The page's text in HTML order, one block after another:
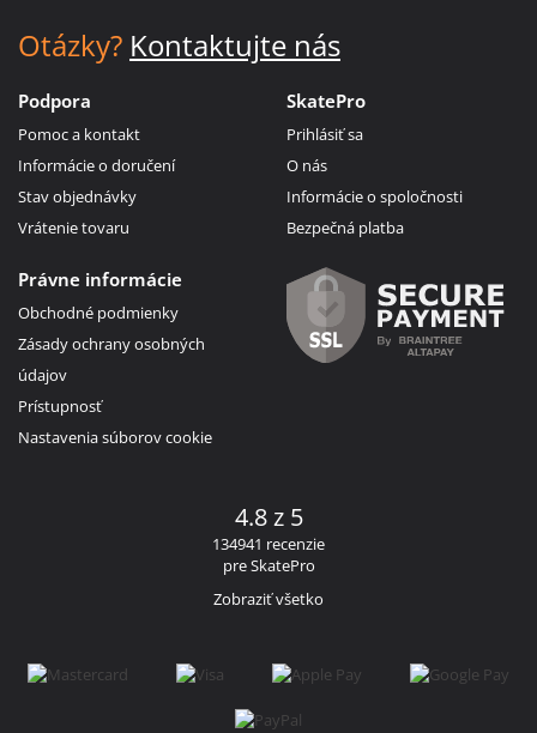
Otázky? Kontaktujte nás
Podpora
Pomoc a kontakt
Informácie o doručení
Stav objednávky
Vrátenie tovaru
SkatePro
Prihlásiť sa
O nás
Informácie o spoločnosti
Bezpečná platba
Právne informácie
Obchodné podmienky
Zásady ochrany osobných
údajov
Prístupnosť
Nastavenia súborov cookie
4.8 z 5
134941 recenzie
pre SkatePro
Zobraziť všetko